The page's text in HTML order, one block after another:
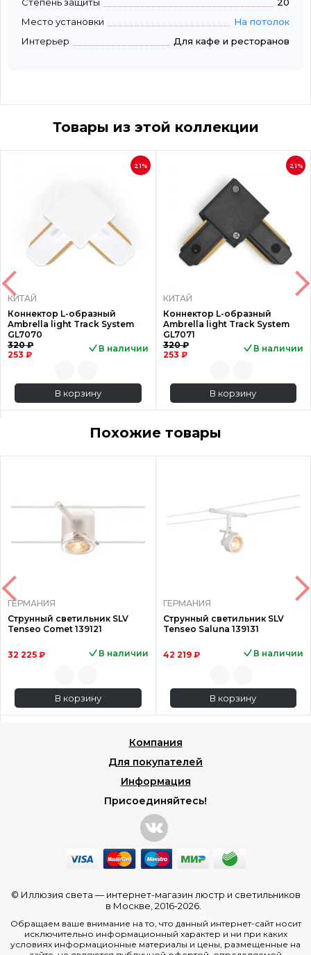
Место установки
На потолок
Интерьер
Для кафе и ресторанов
Товары из этой коллекции
21%
КИТАЙ
Коннектор L-образный
Ambrella light Track System
GL7070
320 ₽
253 ₽
В наличии
В корзину
21%
КИТАЙ
Коннектор L-образный
Ambrella light Track System
GL7071
320 ₽
253 ₽
В наличии
В корзину
Похожие товары
ГЕРМАНИЯ
Струнный светильник SLV
Tenseo Comet 139121
32 225 ₽ В наличии
В корзину
ГЕРМАНИЯ
Струнный светильник SLV
Tenseo Saluna 139131
42 219 ₽ В наличии
В корзину
Компания
Для покупателей
Информация
Присоединяйтесь!
© Иллюзия света — интернет-магазин люстр и светильников
в Москве , 2016-2026.
Обращаем ваше внимание на то, что данный интернет-сайт носит
исключительно информационный характер и ни при каких
условиях информационные материалы и цены, размещенные на